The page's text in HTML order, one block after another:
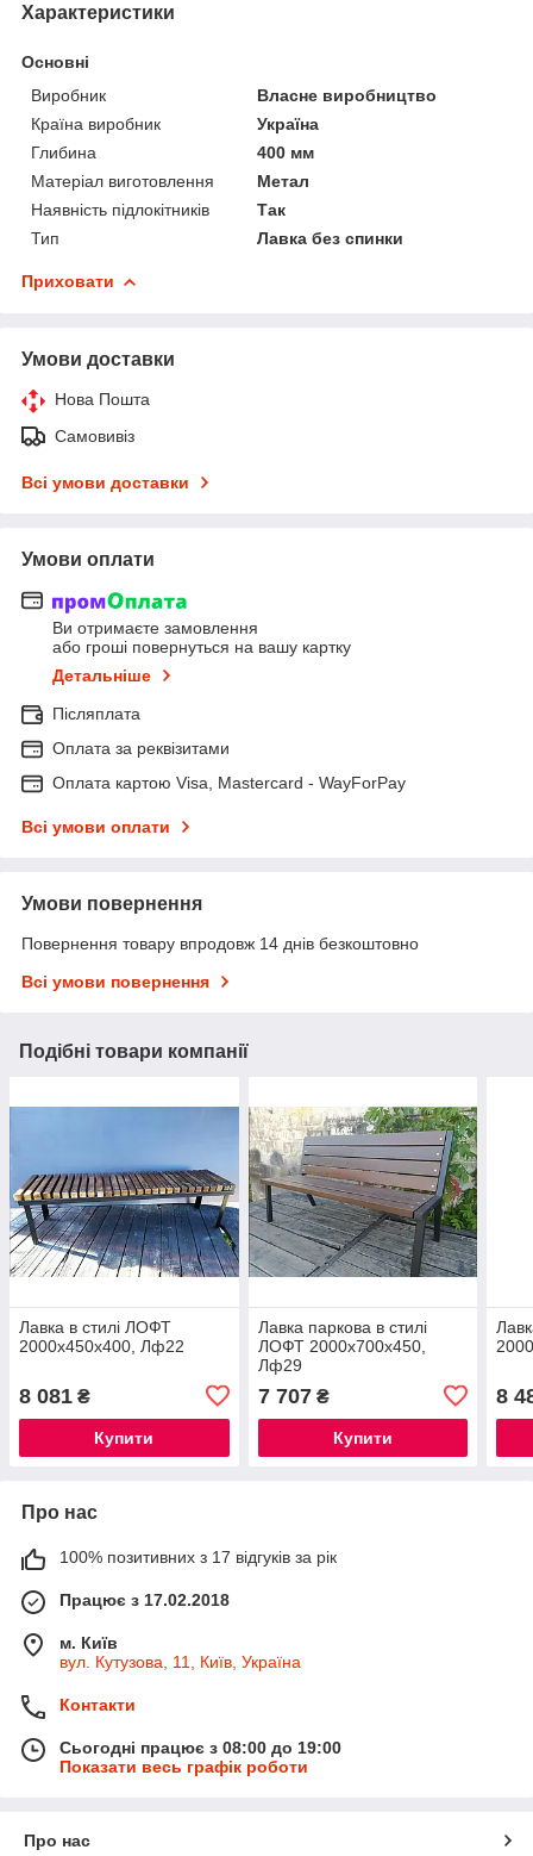
Характеристики
Основні
Виробник
Власне виробництво
Країна виробник
Україна
Глибина
400 мм
Матеріал виготовлення
Метал
Наявність підлокітників
Так
Тип
Лавка без спинки
Приховати
Умови доставки
Нова Пошта
Самовивіз
Всі умови доставки
Умови оплати
Ви отримаєте замовлення
або гроші повернуться на вашу картку
Детальніше
Післяплата
Оплата за реквізитами
Оплата картою Visa, Mastercard - WayForPay
Всі умови оплати
Умови повернення
Повернення товару впродовж 14 днів безкоштовно
Всі умови повернення
Подібні товари компанії
Лавка в стилі ЛОФТ
2000х450х400, Лф22
8 081 ₴
Купити
Лавка паркова в стилі
ЛОФТ 2000х700х450,
Лф29
7 707₴
Купити
8
Про нас
100% позитивних з 17 відгуків за рік
Працює з 17.02.2018
м. Київ
вул. Кутузова, 11, Київ, Україна
Контакти
Сьогодні працює з 08:00 до 19:00
Показати весь графік роботи
Про нас